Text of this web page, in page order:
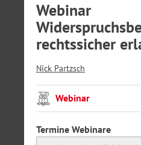
Webinar
rechtssicher
Nick Partzsch
Webinar
Termine Webinare